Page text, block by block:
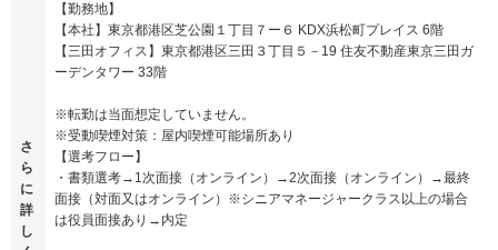
さ
ら
に
詳
し
【勤務地】
【本社】東京都港区芝公園１丁目７ー６ KDX浜松町プレイス 6階
【三田オフィス】東京都港区三田３丁目５－19 住友不動産東京三田ガ
ーデンタワー 33階
※転勤は当面想定していません。
※受動喫煙対策：屋内喫煙可能場所あり
【選考フロー】
・書類選考→1次面接（オンライン）→2次面接（オンライン）→最終
面接（対面又はオンライン）※シニアマネージャークラス以上の場合
は役員面接あり→内定